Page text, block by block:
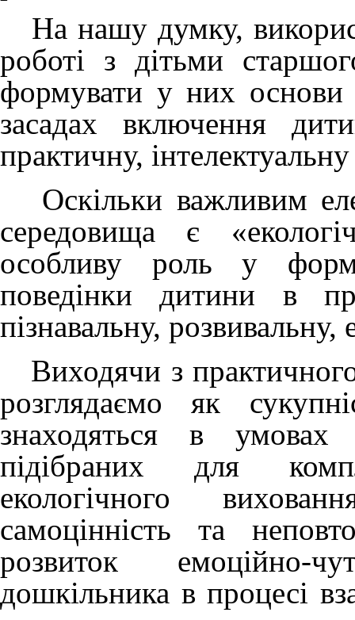
На нашу думку,
роботі з дітьми
формувати у них основи
засадах включення
практичну,
Оскільки важливим
середовища є
особливу роль у
поведінки дитини в
пізнавальну,
Виходячи з
розглядаємо як
знаходяться в умовах
підібраних для
екологічного
самоцінність та
розвиток емоційно-
дошкільника в процесі